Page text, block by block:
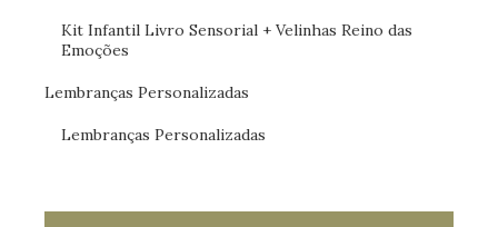
Kit Infantil Livro Sensorial + Velinhas Reino das
Emoções
Lembranças Personalizadas
Lembranças Personalizadas